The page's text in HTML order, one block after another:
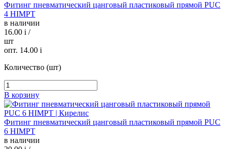
Фитинг пневматический цанговый пластиковый прямой PUC
4 HIMPT
в наличии
16.00 i /
шт
опт. 14.00 i
Количество (шт)
В корзину
Фитинг пневматический цанговый пластиковый прямой PUC
6 HIMPT
в наличии